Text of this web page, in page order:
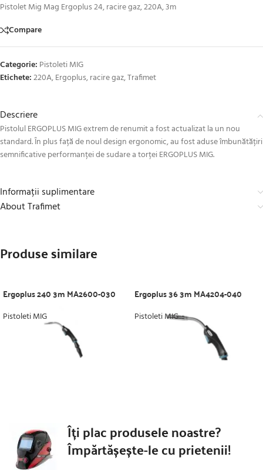
Pistolet Mig Mag Ergoplus 24, racire gaz, 220A, 3m
Compare
Categorie: Pistoleti MIG
Etichete:220A,Ergoplus,racire gaz,Trafimet
Descriere
Pistolul ERGOPLUS MIG extrem de renumit a fost actualizat la un nou
standard. În plus față de noul design ergonomic, au fost aduse îmbunătățiri
semnificative performanței de sudare a torței ERGOPLUS MIG.
Informații suplimentare
About Trafimet
Produse similare
Ergoplus 240 3m MA2600-030
Pistoleti MIG
Ergoplus 36 3m MA4204-040
Pistoleti MIG
Îți plac produsele noastre?
Împărtășește-le cu prietenii!